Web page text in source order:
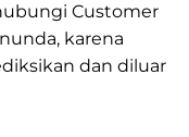
Customer
karena
dan diluar